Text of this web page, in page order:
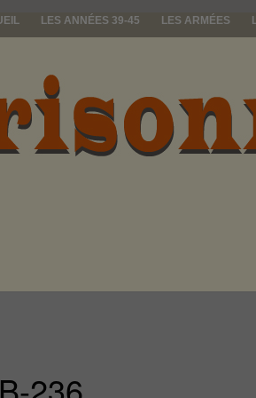
LES ANNÉES 39-45 LES ARMÉES